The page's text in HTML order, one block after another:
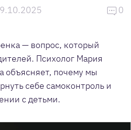
0
— вопрос, который
Психолог Мария
объясняет, почему мы
себе самоконтроль и
с детьми.